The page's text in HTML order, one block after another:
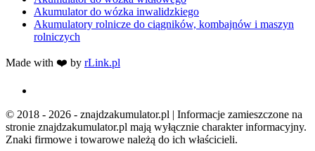
Akumulator do wózka inwalidzkiego
Akumulatory rolnicze do ciągników, kombajnów i maszyn
rolniczych
Made with ❤️ by rLink.pl
© 2018 - 2026 - znajdzakumulator.pl | Informacje zamieszczone na
stronie znajdzakumulator.pl mają wyłącznie charakter informacyjny.
Znaki firmowe i towarowe należą do ich właścicieli.